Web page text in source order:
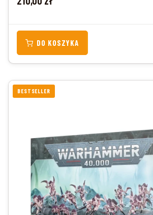
DO KOSZYKA
BESTSELLER